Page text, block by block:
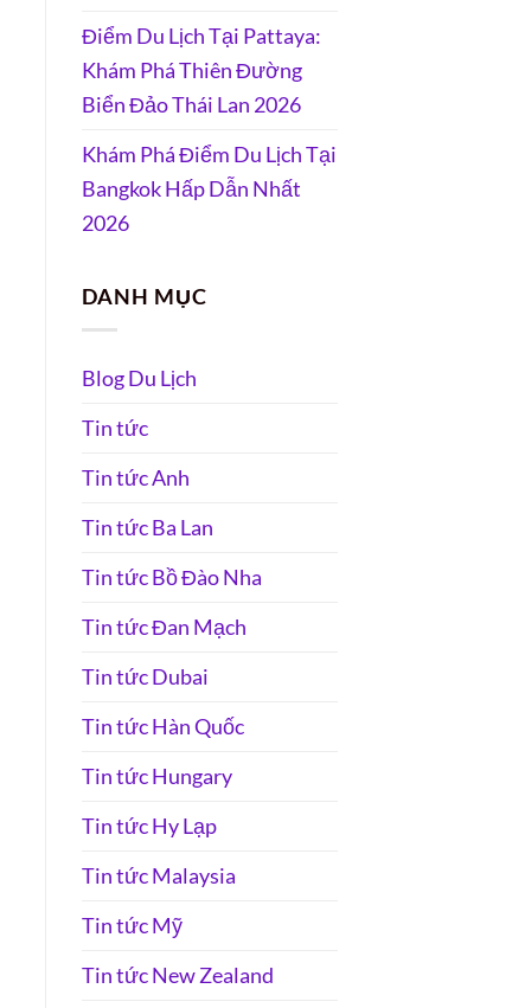
Điểm Du Lịch Tại Pattaya:
Khám Phá Thiên Đường
Biển Đảo Thái Lan 2026
Khám Phá Điểm Du Lịch Tại
Bangkok Hấp Dẫn Nhất
2026
DANH MỤC
Blog Du Lịch
Tin tức
Tin tức Anh
Tin tức Ba Lan
Tin tức Bồ Đào Nha
Tin tức Đan Mạch
Tin tức Dubai
Tin tức Hàn Quốc
Tin tức Hungary
Tin tức Hy Lạp
Tin tức Malaysia
Tin tức Mỹ
Tin tức New Zealand